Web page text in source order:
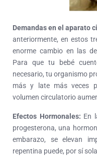
Demandas en el aparato
anteriormente, en estos
enorme cambio en las
Para que tu bebé
necesario, tu organismo
más y late más veces
volumen circulatorio
Efectos Hormonales: En
progesterona, una
embarazo, se elevan
repentina puede, por sí